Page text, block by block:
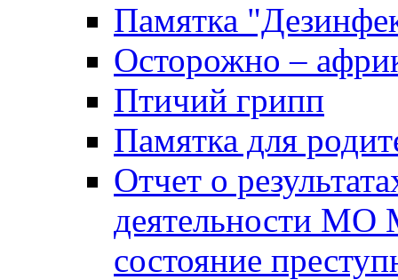
Памятка
Осторожно –
Птичий грипп
Памятка для
Отчет о
деятельности МО
состояние